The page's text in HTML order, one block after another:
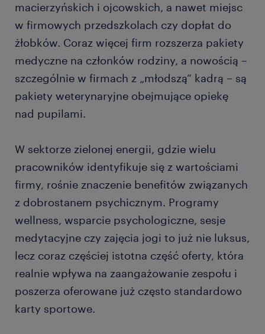
macierzyńskich i ojcowskich, a nawet miejsc
w firmowych przedszkolach czy dopłat do
żłobków. Coraz więcej firm rozszerza pakiety
medyczne na członków rodziny, a nowością –
szczególnie w firmach z „młodszą” kadrą – są
pakiety weterynaryjne obejmujące opiekę
nad pupilami.
W sektorze zielonej energii, gdzie wielu
pracowników identyfikuje się z wartościami
firmy, rośnie znaczenie benefitów związanych
z dobrostanem psychicznym. Programy
wellness, wsparcie psychologiczne, sesje
medytacyjne czy zajęcia jogi to już nie luksus,
lecz coraz częściej istotna część oferty, która
realnie wpływa na zaangażowanie zespołu i
poszerza oferowane już często standardowo
karty sportowe.